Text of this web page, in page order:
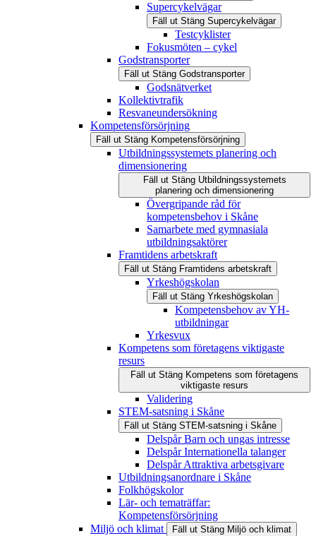
Supercykelvägar
Fäll ut Stäng Supercykelvägar
Testcyklister
Fokusmöten – cykel
Godstransporter
Fäll ut Stäng Godstransporter
Godsnätverket
Kollektivtrafik
Resvaneundersökning
Kompetensförsörjning
Fäll ut Stäng Kompetensförsörjning
Utbildningssystemets planering och
dimensionering
Fäll ut Stäng Utbildningssystemets
planering och dimensionering
Övergripande råd för
kompetensbehov i Skåne
Samarbete med gymnasiala
utbildningsaktörer
Framtidens arbetskraft
Fäll ut Stäng Framtidens arbetskraft
Yrkeshögskolan
Fäll ut Stäng Yrkeshögskolan
Kompetensbehov av YH-
utbildningar
Yrkesvux
Kompetens som företagens viktigaste
resurs
Fäll ut Stäng Kompetens som företagens
viktigaste resurs
Validering
STEM-satsning i Skåne
Fäll ut Stäng STEM-satsning i Skåne
Delspår Barn och ungas intresse
Delspår Internationella talanger
Delspår Attraktiva arbetsgivare
Utbildningsanordnare i Skåne
Folkhögskolor
Lär- och tematräffar:
Kompetensförsörjning
Miljö och klimat
Fäll ut Stäng Miljö och klimat